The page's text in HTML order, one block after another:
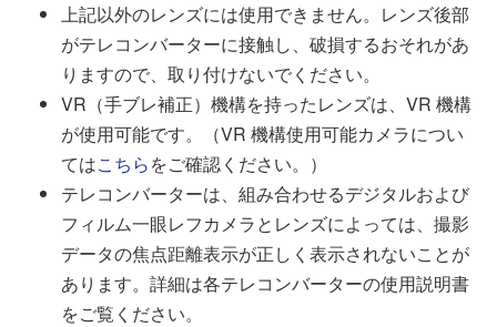
上記以外のレンズには使用できません。レンズ後部
がテレコンバーターに接触し、破損するおそれがあ
りますので、取り付けないでください。
VR（手ブレ補正）機構を持ったレンズは、VR 機構
が使用可能です。（VR 機構使用可能カメラについ
てはこちらをご確認ください。）
テレコンバーターは、組み合わせるデジタルおよび
フィルム一眼レフカメラとレンズによっては、撮影
データの焦点距離表示が正しく表示されないことが
あります。詳細は各テレコンバーターの使用説明書
をご覧ください。